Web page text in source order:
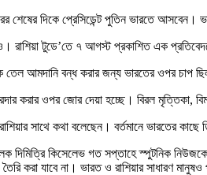
দিকে প্রেসিডেন্ট পুতিন ভারতে আসবেন।
টুডে’তে ৭ আগস্ট প্রকাশিত এক
তেল আমদানি বন্ধ করার জন্য ভারতের ওপর চাপ
করার ওপর জোর দেয়া হচ্ছে। বিরল মৃত্তিকা,
সাথে কথা বলেছেন। বর্তমানে ভারতের কাছে
দিমিত্রি কিসেলেভ গত সপ্তাহে স্পুটনিক
করা যাবে না। ভারত ও রাশিয়ার সাধারণ